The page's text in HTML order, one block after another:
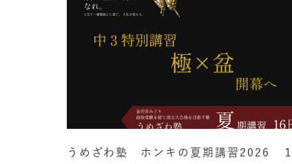
うめざわ塾 ホンキの夏期講習2026 １